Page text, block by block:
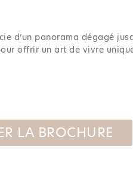
d’un panorama dégagé
offrir un art de vivre
LA BROCHURE